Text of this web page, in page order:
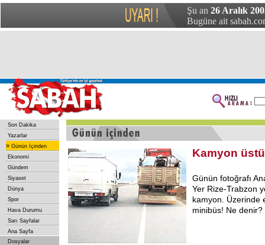
Şu an 26 Aralık
Bugüne ait
Son Dakika
Yazarlar
» Günün İçinden
Ekonomi
Gündem
Siyaset
Dünya
Spor
Hava Durumu
Sarı Sayfalar
Ana Sayfa
Dosyalar
Kamyon
Günün fotoğrafı
Yer Rize-Trabzon
kamyon. Üzerinde
minibüs! Ne denir?